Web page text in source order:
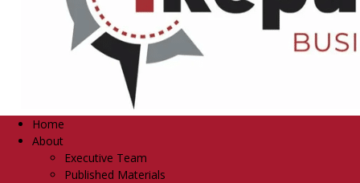
Home
About
Executive Team
Published Materials